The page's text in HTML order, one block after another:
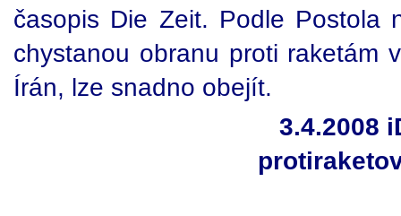
časopis Die Zeit. Podle Postola
chystanou obranu proti raketám
Írán, lze snadno obejít.
3.4.2008